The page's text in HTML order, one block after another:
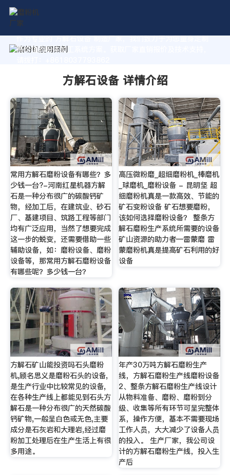
作为专业的 方解石设备 制造厂家，我们致力于为您量身定制
高价值的粉体加工系统方案。获取厂家直销报价及技术支持，
方解石设备 详情介绍
常用方解石磨粉设备有哪些？多
少钱一台?-河南红星机器方解
石是一种分布很广的碳酸钙矿
物，经加工后，在建筑业、砂石
厂、基建项目、筑路工程等部门
均有广泛应用，当然了想要完成
这一步的蜕变，还需要借助一些
辅助设备，如：磨粉设备、磨粉
设备等，那常用方解石磨粉设备
有哪些呢？多少钱一台？
高压微粉磨_超细磨粉机_棒磨机
_球磨机_磨粉设备 - 昆明坚 超
细磨粉机真是一款高效、节能的
矿石变粉设备 矿石想要磨粉，
该如何选择磨粉设备？ 整条方
解石磨粉生产系统所需要的设备
矿山资源的助力者—雷蒙磨 雷
蒙磨粉机真是提高矿石利用的好
设备
方解石矿山能投资吗石头磨粉
机,顾名思义是磨粉石头的设备,
是生产行业中比较常见的设备,
在各种生产线上都能见到石头方
解石是一种分布很广的天然碳酸
钙矿物,一般呈白色或无色,主要
成分是石灰岩和大理岩,经过磨
粉加工处理后在生产生活上有很
多用途。
年产30万吨方解石磨粉生产
线，方解石磨粉生产线磨粉设备
2、整条方解石磨粉生产线设计
从物料准备、磨粉、磨粉到分
级、收集等所有环节可呈完整体
系，操作方便，基本不需要现场
工作人员，大大减少了设备人员
的投入。 生产厂家，我公司设
计的方解石磨粉生产线，投入生
产后